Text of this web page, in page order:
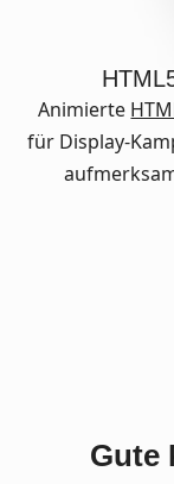
Animierte
für Display-
Gute